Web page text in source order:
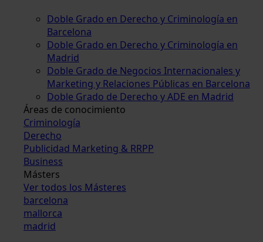
Doble Grado en Derecho y Criminología en
Barcelona
Doble Grado en Derecho y Criminología en
Madrid
Doble Grado de Negocios Internacionales y
Marketing y Relaciones Públicas en Barcelona
Doble Grado de Derecho y ADE en Madrid
Áreas de conocimiento
Criminología
Derecho
Publicidad Marketing & RRPP
Business
Másters
Ver todos los Másteres
barcelona
mallorca
madrid